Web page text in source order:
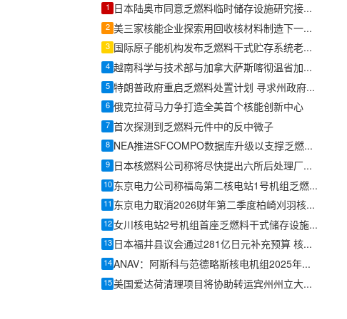
1 日本陆奥市同意乏燃料临时储存设施研究接收其他企业燃料
2 美三家核能企业探索用回收核材料制造下一代反应堆燃料
3 国际原子能机构发布乏燃料干式贮存系统老化管理报告
4 越南科学与技术部与加拿大萨斯喀彻温省加强和平利用核技术合作
5 特朗普政府重启乏燃料处置计划 寻求州政府合作
6 俄克拉荷马力争打造全美首个核能创新中心
7 首次探测到乏燃料元件中的反中微子
8 NEA推进SFCOMPO数据库升级以支撑乏燃料核素库存与衰变热验证
9 日本核燃料公司称将尽快提出六所后处理厂新进度计划
10 东京电力公司称福岛第二核电站1号机组乏燃料池冷却中断源于人为失误
11 东京电力取消2026财年第二季度柏崎刈羽核电站乏燃料运输计划
12 女川核电站2号机组首座乏燃料干式储存设施开工时间推迟至2026年9月
13 日本福井县议会通过281亿日元补充预算 核燃料税上调法令获批
14 ANAV：阿斯科与范德略斯核电机组2025年供电占加泰罗尼亚用电量逾五成
15 美国爱达荷清理项目将协助转运宾州州立大学TRIGA乏核燃料